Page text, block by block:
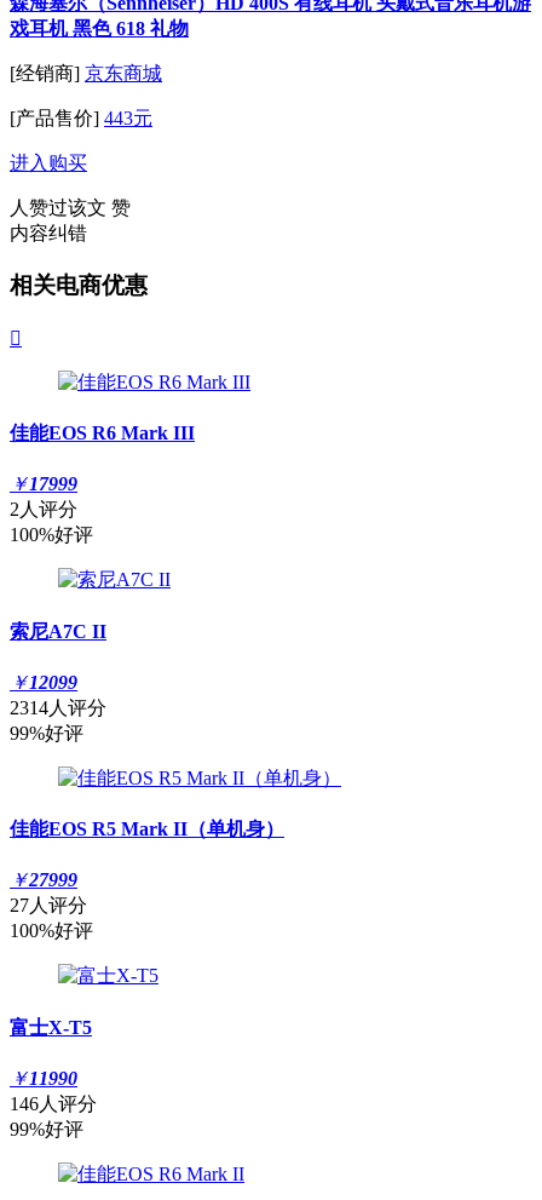
戏耳机 黑色 618 礼物
[经销商] 京东商城
[产品售价] 443元
进入购买
人赞过该文 赞
内容纠错
相关电商优惠

佳能EOS R6 Mark III
￥17999
2人评分
100%好评
索尼A7C II
￥12099
2314人评分
99%好评
佳能EOS R5 Mark II（单机身）
￥27999
27人评分
100%好评
富士X-T5
￥11990
146人评分
99%好评